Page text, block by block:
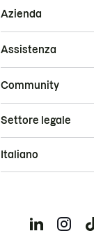
Azienda
Assistenza
Community
Settore legale
Italiano